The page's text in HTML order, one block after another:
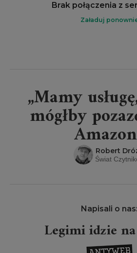
Brak połączenia z
Załaduj
„Mamy
mógłby
Robert
Świat
Napisali o nas:
Legimi idzie na